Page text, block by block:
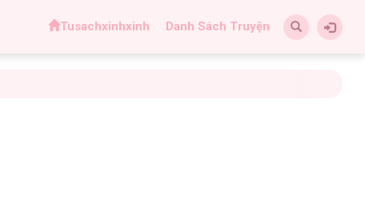
Tusachxinhxinh Danh Sách Truyện